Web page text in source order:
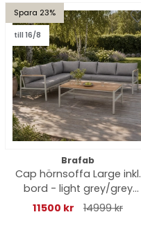
Spara 23%
till 16/8
Brafab
Cap hörnsoffa Large inkl.
bord - light grey/grey
dyna
11500 kr 14999 kr